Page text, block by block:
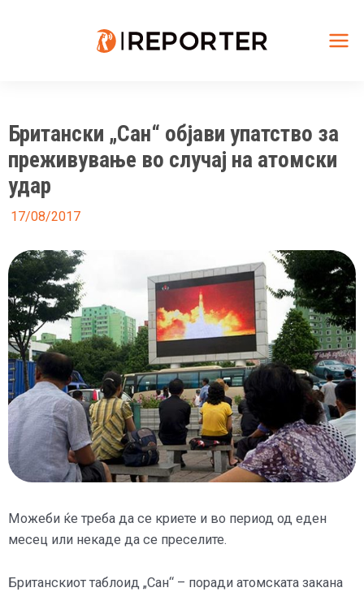
Британски „Сан“ објави упатство за
преживување во случај на атомски
удар
17/08/2017
Можеби ќе треба да се криете и во период од еден
месец или некаде да се преселите.
Британскиот таблоид „Сан“ – поради атомската закана